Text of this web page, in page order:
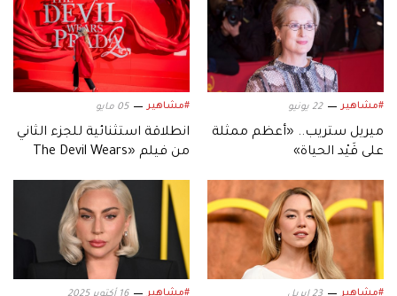
#مشاهير 22 يونيو
ميريل ستريب.. «أعظم ممثلة
على قَيْد الحياة»
#مشاهير 05 مايو
انطلاقة استثنائية للجزء الثاني
من فيلم «The Devil Wears
#مشاهير #مشاهير